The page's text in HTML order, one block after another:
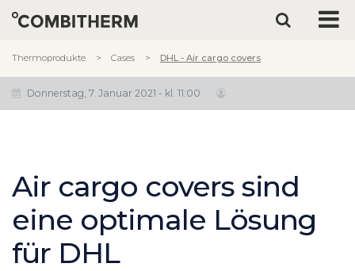
Thermoprodukte Cases DHL - Air cargo covers
Donnerstag, 7. Januar 2021 - kl. 11:00
Air cargo covers sind
eine optimale Lösung
für DHL